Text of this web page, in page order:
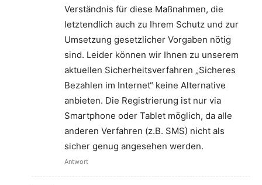
Verständnis für diese Maßnahmen, die
letztendlich auch zu Ihrem Schutz und zur
Umsetzung gesetzlicher Vorgaben nötig
sind. Leider können wir Ihnen zu unserem
aktuellen Sicherheitsverfahren „Sicheres
Bezahlen im Internet“ keine Alternative
anbieten. Die Registrierung ist nur via
Smartphone oder Tablet möglich, da alle
anderen Verfahren (z.B. SMS) nicht als
sicher genug angesehen werden.
Antwort